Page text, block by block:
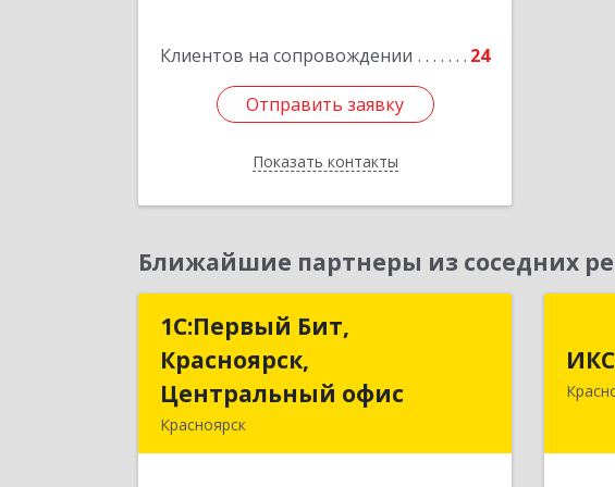
Клиентов на сопровождении 24
Отправить заявку
Показать контакты
Отправить заявку
Назад
Ближайшие партнеры из соседних
1С:Первый Бит,
Красноярск,
Центральный офис
Красноярск
1С:Первый Бит,
Центральный офис